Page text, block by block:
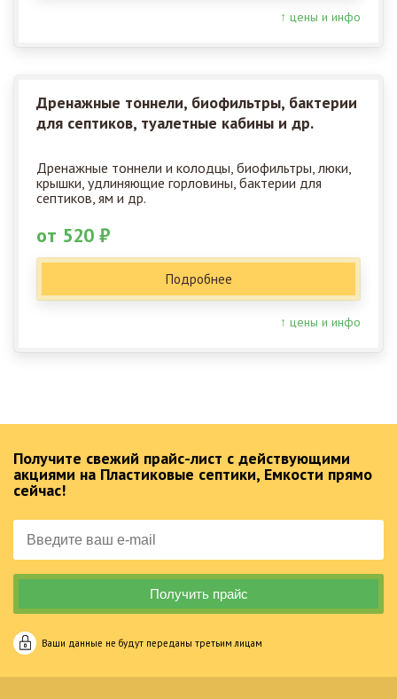
↑ цены и инфо
Дренажные тоннели, биофильтры, бактерии
для септиков, туалетные кабины и др.
Дренажные тоннели и колодцы, биофильтры, люки,
крышки, удлиняющие горловины, бактерии для
септиков, ям и др.
от 520 ₽
Подробнее
↑ цены и инфо
Получите свежий прайс-лист с действующими
акциями на Пластиковые септики, Емкости прямо
сейчас!
Ваши данные не будут переданы третьим лицам